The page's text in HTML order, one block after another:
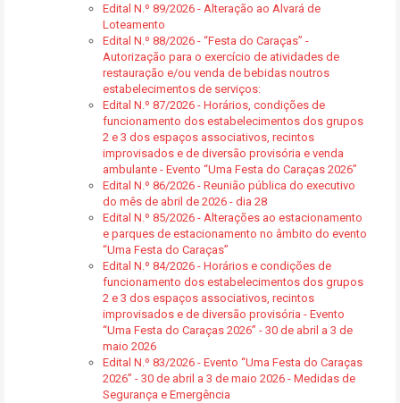
Edital N.º 89/2026 - Alteração ao Alvará de
Loteamento
Edital N.º 88/2026 - “Festa do Caraças” -
Autorização para o exercício de atividades de
restauração e/ou venda de bebidas noutros
estabelecimentos de serviços:
Edital N.º 87/2026 - Horários, condições de
funcionamento dos estabelecimentos dos grupos
2 e 3 dos espaços associativos, recintos
improvisados e de diversão provisória e venda
ambulante - Evento “Uma Festa do Caraças 2026”
Edital N.º 86/2026 - Reunião pública do executivo
do mês de abril de 2026 - dia 28
Edital N.º 85/2026 - Alterações ao estacionamento
e parques de estacionamento no âmbito do evento
“Uma Festa do Caraças”
Edital N.º 84/2026 - Horários e condições de
funcionamento dos estabelecimentos dos grupos
2 e 3 dos espaços associativos, recintos
improvisados e de diversão provisória - Evento
“Uma Festa do Caraças 2026” - 30 de abril a 3 de
maio 2026
Edital N.º 83/2026 - Evento “Uma Festa do Caraças
2026” - 30 de abril a 3 de maio 2026 - Medidas de
Segurança e Emergência